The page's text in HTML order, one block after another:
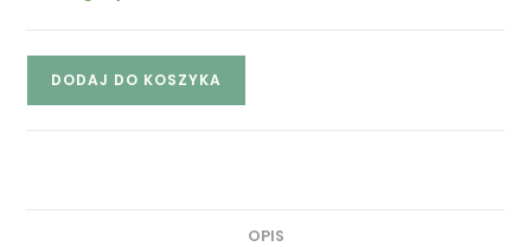
DODAJ DO KOSZYKA
OPIS